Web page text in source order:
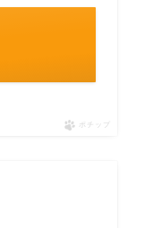
ポチップ